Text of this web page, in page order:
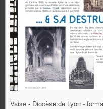
Vaise - Diocèse de Lyon -